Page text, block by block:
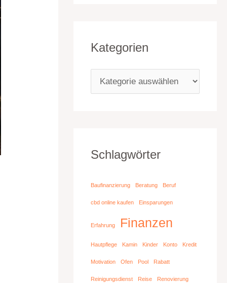
Kategorien
Schlagwörter
Baufinanzierung Beratung Beruf
cbd online kaufen Einsparungen
Erfahrung Finanzen
Hautpflege Kamin Kinder Konto Kredit
Motivation Ofen Pool Rabatt
Reinigungsdienst Reise Renovierung